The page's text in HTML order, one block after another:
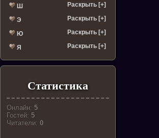
Ш Раскрыть [+]
Э Раскрыть [+]
Ю Раскрыть [+]
Я Раскрыть [+]
Статистика
Онлайн: 5
Гостей: 5
Читатели:0